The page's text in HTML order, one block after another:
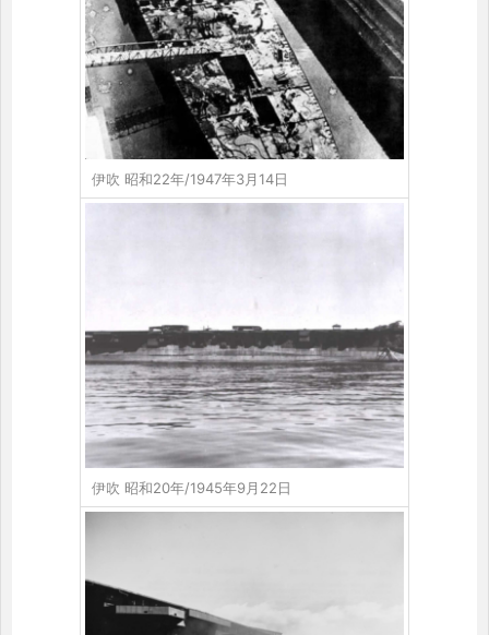
伊吹 昭和22年/1947年3月14日
伊吹 昭和20年/1945年9月22日